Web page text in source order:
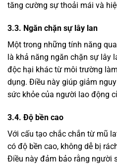
tăng cường sự thoải mái và
3.3. Ngăn chặn sự lây lan
Một trong những tính năng
là khả năng ngăn chặn sự lây
độc hại khác từ môi trường
dụng. Điều này giúp giảm
sức khỏe của người lao động
3.4. Độ bền cao
Với cấu tạo chắc chắn từ mũ
có độ bền cao, không dễ bị
Điều này đảm bảo rằng người